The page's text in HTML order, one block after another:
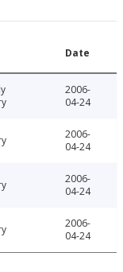
Date
2006-
04-24
2006-
04-24
2006-
04-24
2006-
04-24